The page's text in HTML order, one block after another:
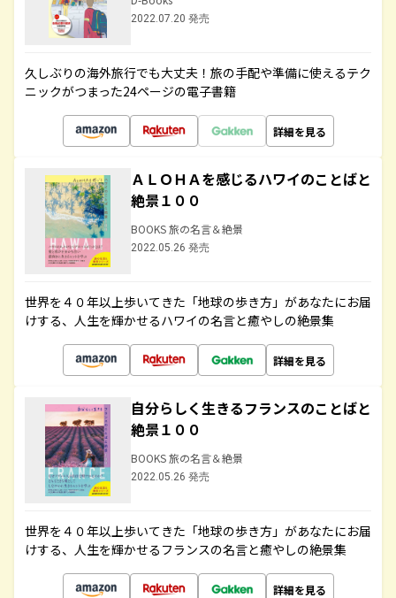
2022.07.20 発売
久しぶりの海外旅行でも大丈夫！旅の手配や準備に使えるテク
ニックがつまった24ページの電子書籍
詳細を見る
ＡＬＯＨＡを感じるハワイのことばと
絶景１００
BOOKS 旅の名言＆絶景
2022.05.26 発売
世界を４０年以上歩いてきた「地球の歩き方」があなたにお届
けする、人生を輝かせるハワイの名言と癒やしの絶景集
詳細を見る
自分らしく生きるフランスのことばと
絶景１００
BOOKS 旅の名言＆絶景
2022.05.26 発売
世界を４０年以上歩いてきた「地球の歩き方」があなたにお届
けする、人生を輝かせるフランスの名言と癒やしの絶景集
詳細を見る